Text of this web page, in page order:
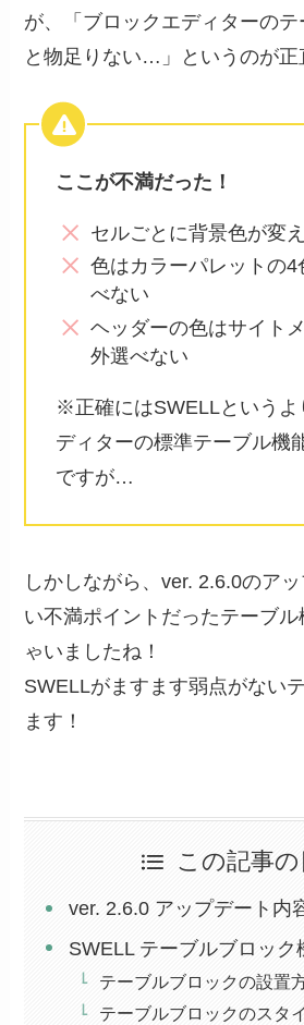
が、「ブロックエディターの
と物足りない…」というのが正
ここが不満だった！
セルごとに背景色が変
色はカラーパレットの4
べない
ヘッダーの色はサイト
外選べない
※正確にはSWELLというよ
ディターの標準テーブル機
ですが…
しかしながら、ver. 2.6.0のア
い不満ポイントだったテーブ
ゃいましたね！
SWELLがますます弱点がない
ます！
この記事の
ver. 2.6.0 アップデート内
SWELL テーブルブロック
テーブルブロックの設置
テーブルブロックのスタ